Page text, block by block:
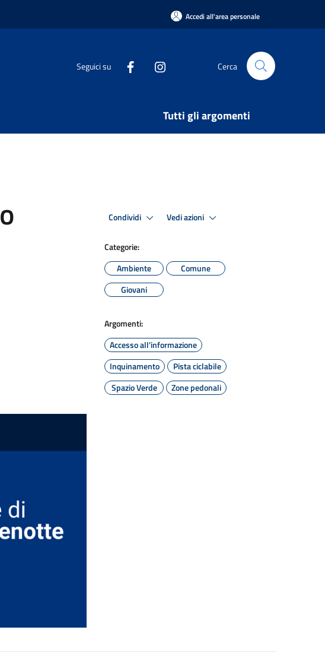
Accedi all'area personale
Seguici su Cerca
Tutti gli argomenti
Condividi Vedi azioni
Categorie:
Ambiente
Comune
Giovani
Argomenti:
Accesso all'informazione
Inquinamento
Pista ciclabile
Spazio Verde
Zone pedonali